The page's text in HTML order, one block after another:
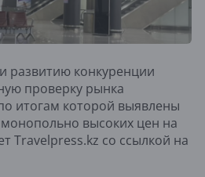
развитию конкуренции
проверку рынка
итогам которой выявлены
высоких цен на
Travelpress.kz со ссылкой на